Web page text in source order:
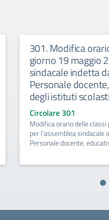
301. Modifica
giorno 19 maggio
sindacale indetta
Personale
degli istituti
Circolare 301
Modifica orario delle
per l’assemblea sindacale
Personale docente,